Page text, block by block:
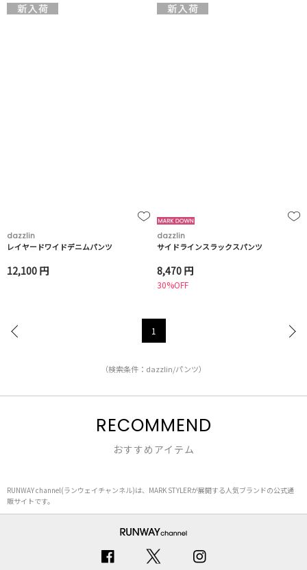
dazzlin
レイヤードワイドデニムパンツ
12,100 円
dazzlin
サイドラインスラックスパンツ
8,470 円
30%OFF
1
（検索条件：dazzlin/パンツ）
RECOMMEND
おすすめアイテム
RUNWAY channel(ランウェイチャンネル)は、MARK STYLERが展開する人気ブランドの公式通
販サイトです。